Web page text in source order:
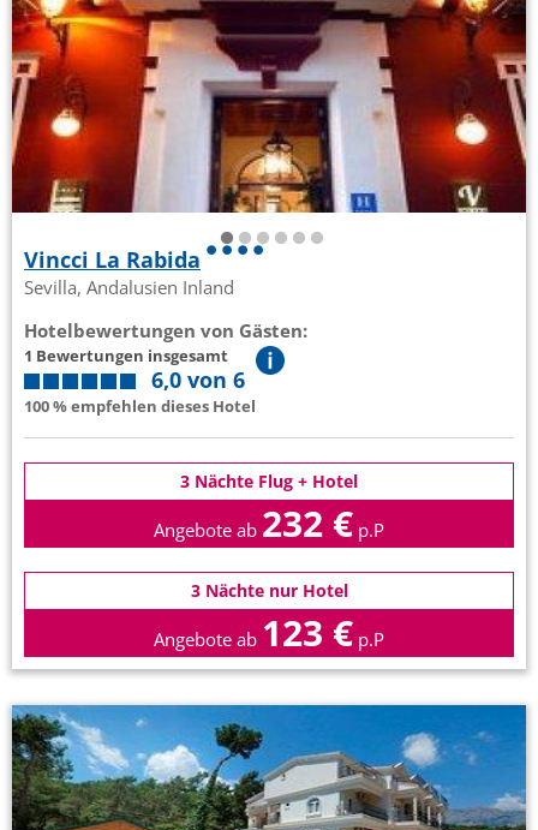
Vincci La Rabida
Sevilla, Andalusien Inland
Hotelbewertungen von Gästen:
1 Bewertungen insgesamt
6,0 von 6
100 % empfehlen dieses Hotel
3 Nächte Flug + Hotel
Angebote ab 232 € p.P
3 Nächte nur Hotel
Angebote ab 123 € p.P